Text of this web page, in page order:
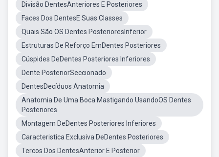
Divisão DentesAnteriores E Posteriores
Faces Dos DentesE Suas Classes
Quais São OS Dentes PosterioresInferior
Estruturas De Reforço EmDentes Posteriores
Cúspides DeDentes Posteriores Inferiores
Dente PosteriorSeccionado
DentesDecíduos Anatomia
Anatomia De Uma Boca Mastigando UsandoOS Dentes
Posteriores
Montagem DeDentes Posteriores Inferiores
Caracteristica Exclusiva DeDentes Posteriores
Tercos Dos DentesAnterior E Posterior